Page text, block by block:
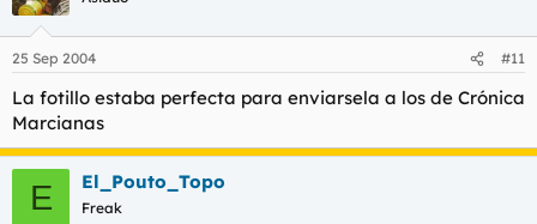
25 Sep 2004 #11
La fotillo estaba perfecta para enviarsela a los de Crónica
Marcianas
E El_Pouto_Topo
Freak